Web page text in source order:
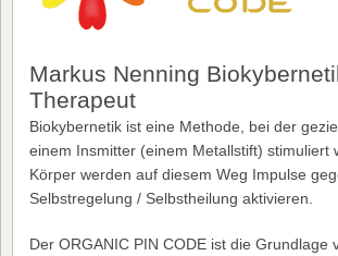
Markus Nenning
Therapeut
Biokybernetik ist eine Methode, bei der
einem Insmitter (einem Metallstift) stimuliert
Körper werden auf diesem Weg Impulse
Selbstregelung / Selbstheilung aktivieren.
Der ORGANIC PIN CODE ist die Grundlage